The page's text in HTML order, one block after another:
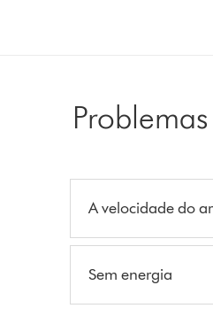
A velocidade do
Sem energia